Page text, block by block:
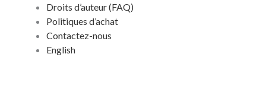
Droits d’auteur (FAQ)
Politiques d’achat
Contactez-nous
English